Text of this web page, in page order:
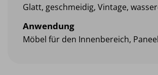
Glatt, geschmeidig, Vintage,
Anwendung
Möbel für den Innenbereich,